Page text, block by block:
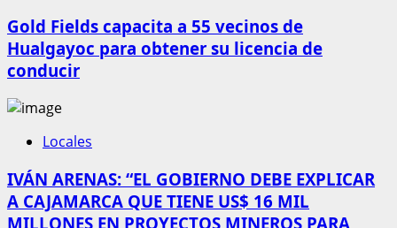
Gold Fields capacita a 55 vecinos de
Hualgayoc para obtener su licencia de
conducir
Locales
IVÁN ARENAS: “EL GOBIERNO DEBE EXPLICAR
A CAJAMARCA QUE TIENE US$ 16 MIL
MILLONES EN PROYECTOS MINEROS PARA